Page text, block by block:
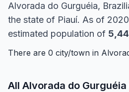
Alvorada do Gurguéia,
the state of Piauí. As of
estimated population of
There are 0 city/town in
All Alvorada do Gurguéia